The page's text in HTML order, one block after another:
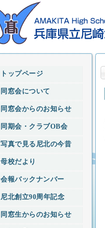
トップページ
同窓会について
同窓会からのお知らせ
同期会・クラブOB会
写真で見る尼北の今昔
母校だより
会報バックナンバー
尼北創立90周年記念
同窓生からのお知らせ